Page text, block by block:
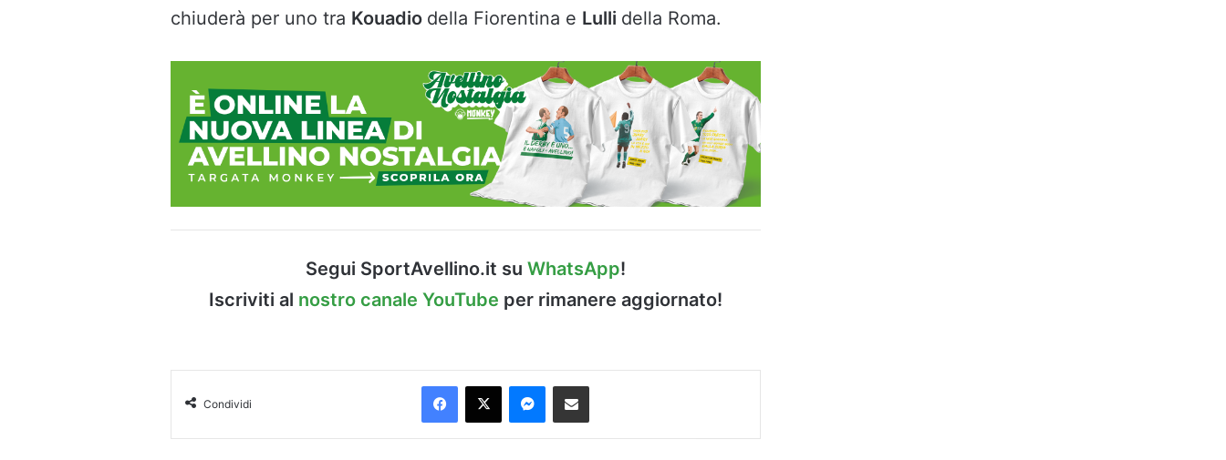
chiuderà per uno tra Kouadio della Fiorentina e Lulli della Roma.
Segui SportAvellino.it su WhatsApp!
Iscriviti al nostro canale YouTube per rimanere aggiornato!
Condividi
Facebook
X Messenger
Condividi via Email